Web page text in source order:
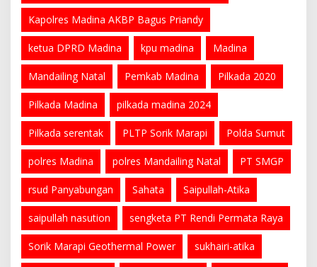
Kapolres Madina AKBP Bagus Priandy
ketua DPRD Madina kpu madina Madina
Mandailing Natal Pemkab Madina Pilkada 2020
Pilkada Madina pilkada madina 2024
Pilkada serentak PLTP Sorik Marapi Polda Sumut
polres Madina polres Mandailing Natal PT SMGP
rsud Panyabungan Sahata Saipullah-Atika
saipullah nasution sengketa PT Rendi Permata Raya
Sorik Marapi Geothermal Power sukhairi-atika